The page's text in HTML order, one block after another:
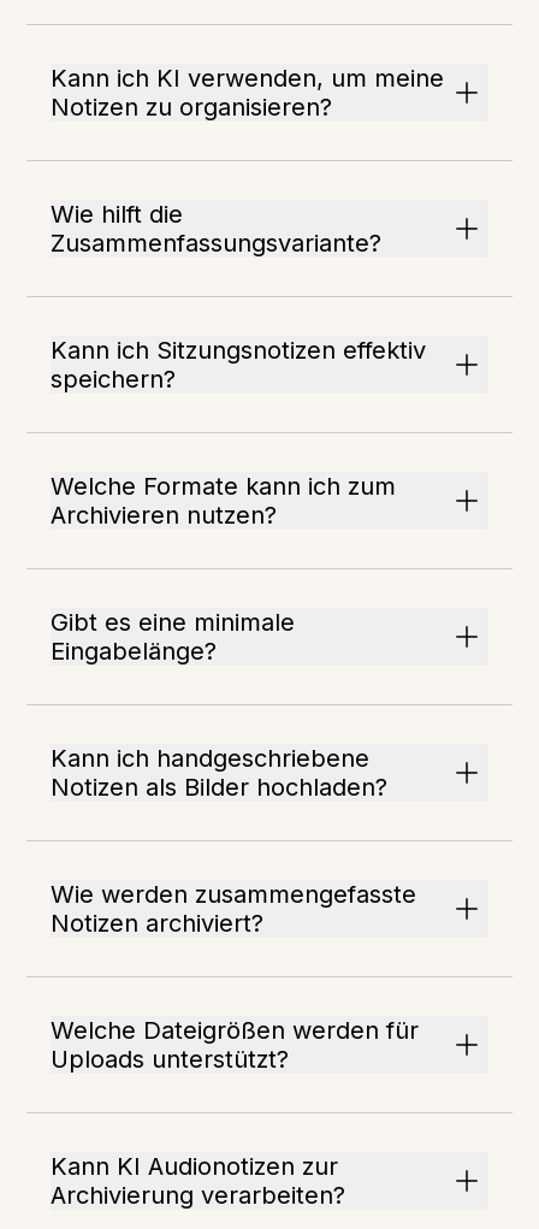
Kann ich KI verwenden, um meine
Notizen zu organisieren?
Wie hilft die
Zusammenfassungsvariante?
Kann ich Sitzungsnotizen effektiv
speichern?
Welche Formate kann ich zum
Archivieren nutzen?
Gibt es eine minimale
Eingabelänge?
Kann ich handgeschriebene
Notizen als Bilder hochladen?
Wie werden zusammengefasste
Notizen archiviert?
Welche Dateigrößen werden für
Uploads unterstützt?
Kann KI Audionotizen zur
Archivierung verarbeiten?